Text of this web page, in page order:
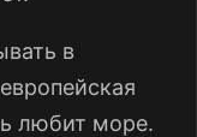
в
любит море.